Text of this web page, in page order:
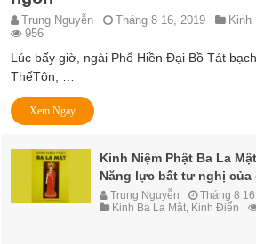
Trung Nguyễn Tháng 8 16, 2019 Kinh
956
Lúc bấy giờ, ngài Phổ Hiền Đại Bồ Tát
ThếTôn, …
Xem Ngay
Kinh Niệm Phật Ba La
Năng lực bất tư nghị của
Trung Nguyễn
Tháng 8
Kinh Ba La Mật Kinh Điển